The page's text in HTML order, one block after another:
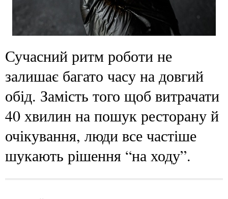
Сучасний ритм роботи не
залишає багато часу на довгий
обід. Замість того щоб витрачати
40 хвилин на пошук ресторану й
очікування, люди все частіше
шукають рішення “на ходу”.